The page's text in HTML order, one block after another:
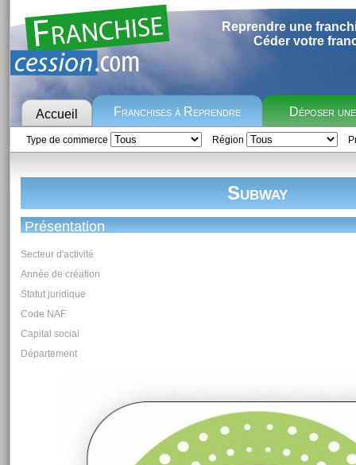
Reprendre une
Céder votre
Accueil Franchises à Reprendre Déposer
Type de commerce Région
Subway
Présentation
Secteur d'activité
Année de création
Statut juridique
Code NAF
Capital social
Département